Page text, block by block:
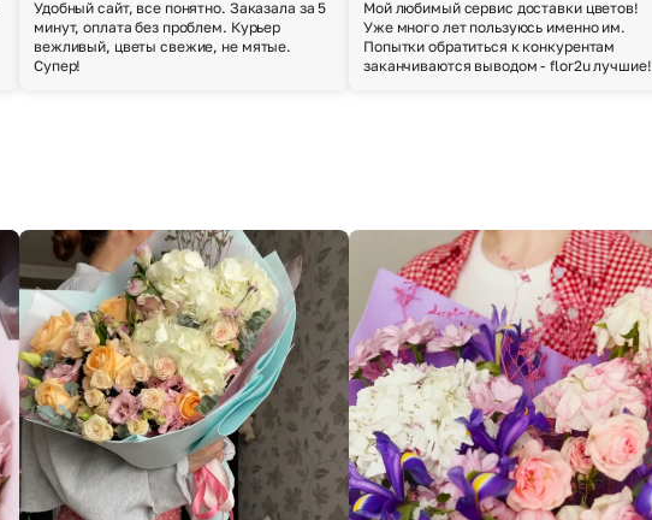
Выберите город доставки
Или выберите из популярных
Москва и МО
Санкт-Петербург
Удобный сайт, все понятно. Заказала за 5
минут, оплата без проблем. Курьер
вежливый, цветы свежие, не мятые.
Супер!
Мой любимый сервис доставки цветов!
Уже много лет пользуюсь именно им.
Попытки обратиться к конкурентам
заканчиваются выводом - flor2u лучшие!